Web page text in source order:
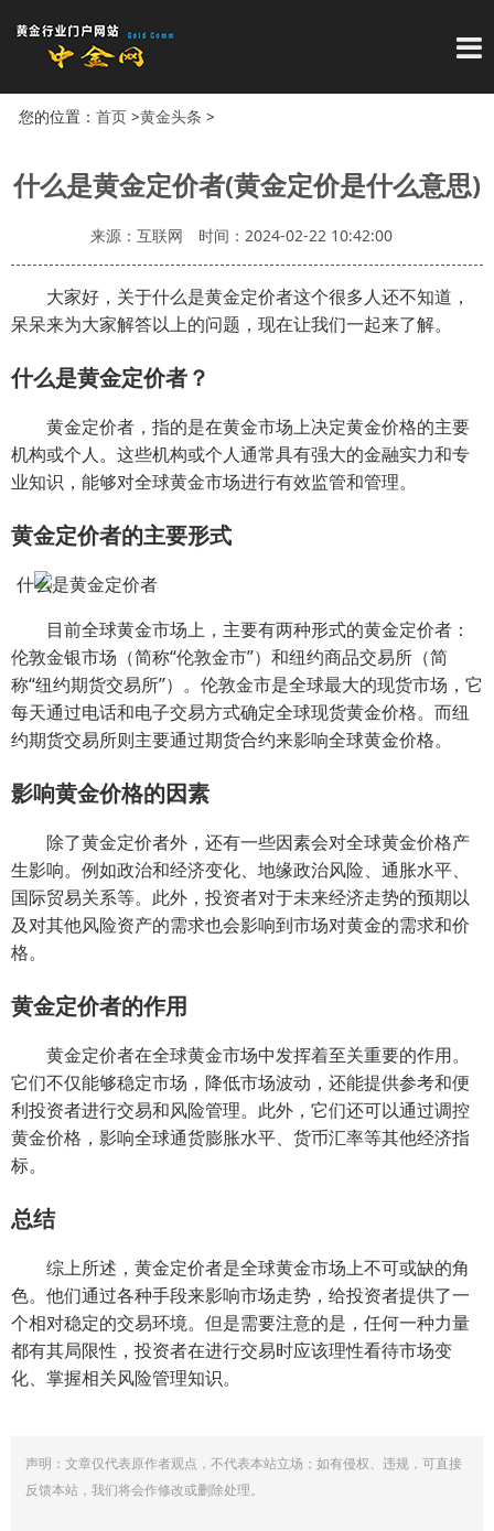
导
您的位置： 首页>黄金头条 >
什么是黄金定价者(黄金定价是什么意思)
来源：互联网 时间：2024-02-22 10:42:00
大家好，关于什么是黄金定价者这个很多人还不知道，
呆呆来为大家解答以上的问题，现在让我们一起来了解。
什么是黄金定价者？
黄金定价者，指的是在黄金市场上决定黄金价格的主要
机构或个人。这些机构或个人通常具有强大的金融实力和专
业知识，能够对全球黄金市场进行有效监管和管理。
黄金定价者的主要形式
目前全球黄金市场上，主要有两种形式的黄金定价者：
伦敦金银市场（简称“伦敦金市”）和纽约商品交易所（简
称“纽约期货交易所”）。伦敦金市是全球最大的现货市场，它
每天通过电话和电子交易方式确定全球现货黄金价格。而纽
约期货交易所则主要通过期货合约来影响全球黄金价格。
影响黄金价格的因素
除了黄金定价者外，还有一些因素会对全球黄金价格产
生影响。例如政治和经济变化、地缘政治风险、通胀水平、
国际贸易关系等。此外，投资者对于未来经济走势的预期以
及对其他风险资产的需求也会影响到市场对黄金的需求和价
格。
黄金定价者的作用
黄金定价者在全球黄金市场中发挥着至关重要的作用。
它们不仅能够稳定市场，降低市场波动，还能提供参考和便
利投资者进行交易和风险管理。此外，它们还可以通过调控
黄金价格，影响全球通货膨胀水平、货币汇率等其他经济指
标。
总结
综上所述，黄金定价者是全球黄金市场上不可或缺的角
色。他们通过各种手段来影响市场走势，给投资者提供了一
个相对稳定的交易环境。但是需要注意的是，任何一种力量
都有其局限性，投资者在进行交易时应该理性看待市场变
化、掌握相关风险管理知识。
声明：文章仅代表原作者观点，不代表本站立场；如有侵权、违规，可直接
反馈本站，我们将会作修改或删除处理。